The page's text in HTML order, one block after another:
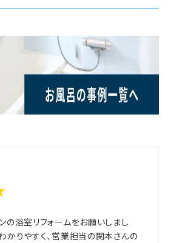
の浴室リフォームをお願いしまし
かりやすく、営業担当の関本さんの